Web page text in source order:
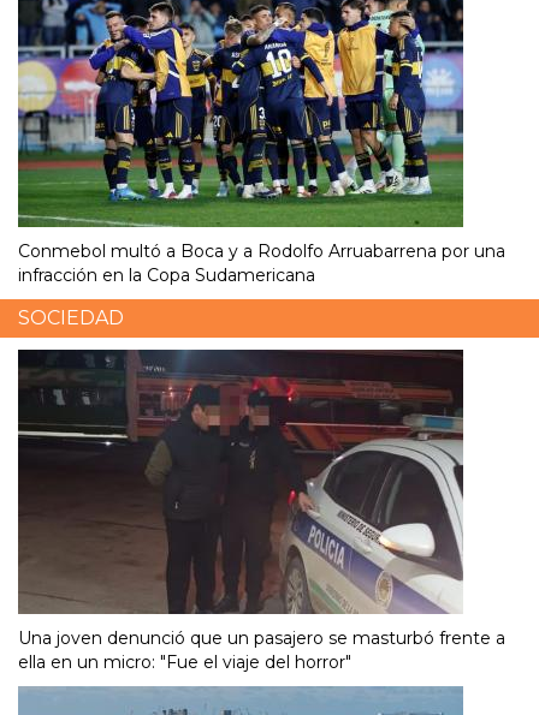
Conmebol multó a Boca y a Rodolfo Arruabarrena por una
infracción en la Copa Sudamericana
SOCIEDAD
Una joven denunció que un pasajero se masturbó frente a
ella en un micro: "Fue el viaje del horror"